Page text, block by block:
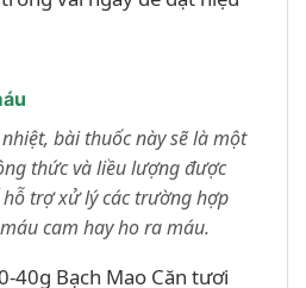
bài thuốc này sẽ là một
thức và liều lượng được
trợ xử lý các trường hợp
cam hay ho ra máu.
40g Bạch Mao Căn tươi